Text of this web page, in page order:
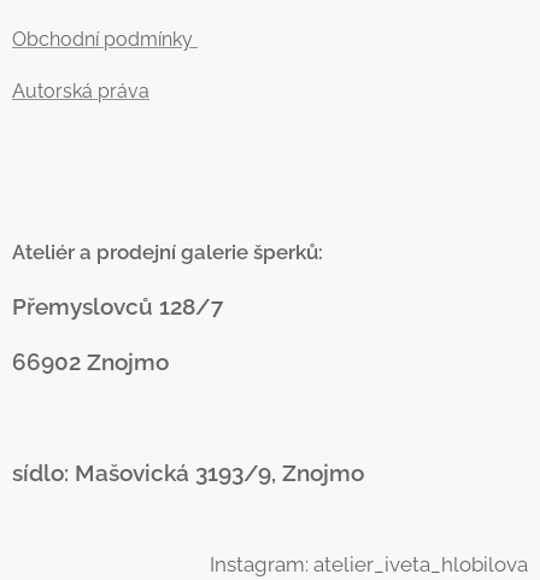
Obchodní podmínky
Autorská práva
Ateliér a prodejní galerie šperků:
Přemyslovců 128/7
66902 Znojmo
sídlo: Mašovická 3193/9, Znojmo
Instagram: atelier_iveta_hlobilova